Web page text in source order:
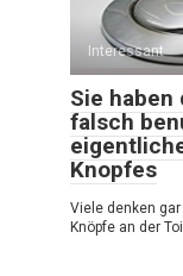
Interessant
Sie
falsch
Knopfes
Viele denken
Knöpfe an der